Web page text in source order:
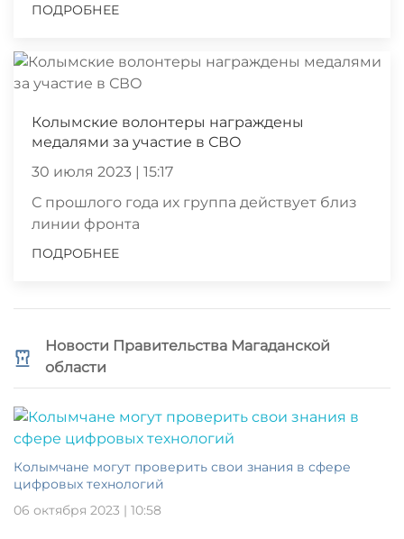
ПОДРОБНЕЕ
Колымские волонтеры награждены
медалями за участие в СВО
30 июля 2023 | 15:17
С прошлого года их группа действует близ
линии фронта
ПОДРОБНЕЕ
Новости Правительства Магаданской
области
Колымчане могут проверить свои знания в сфере
цифровых технологий
06 октября 2023 | 10:58